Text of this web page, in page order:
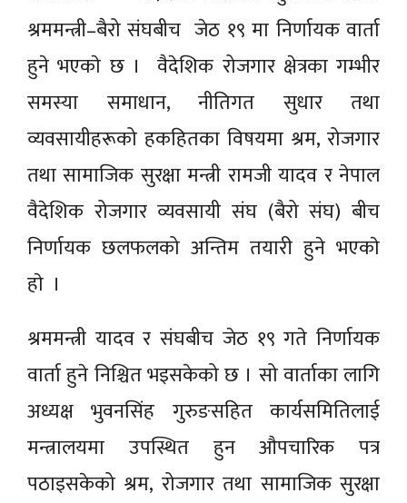
श्रममन्त्री–बैरो संघबीच जेठ १९ मा निर्णायक वार्ता
हुने भएकाे छ । वैदेशिक रोजगार क्षेत्रका गम्भीर
समस्या समाधान, नीतिगत सुधार तथा
व्यवसायीहरूको हकहितका विषयमा श्रम, रोजगार
तथा सामाजिक सुरक्षा मन्त्री रामजी यादव र नेपाल
वैदेशिक रोजगार व्यवसायी संघ (बैरो संघ) बीच
निर्णायक छलफलको अन्तिम तयारी हुने भएकाे
हाे ।
श्रममन्त्री यादव र संघबीच जेठ १९ गते निर्णायक
वार्ता हुने निश्चित भइसकेको छ । सो वार्ताका लागि
अध्यक्ष भुवनसिंह गुरुङसहित कार्यसमितिलाई
मन्त्रालयमा उपस्थित हुन औपचारिक पत्र
पठाइसकेको श्रम, रोजगार तथा सामाजिक सुरक्षा